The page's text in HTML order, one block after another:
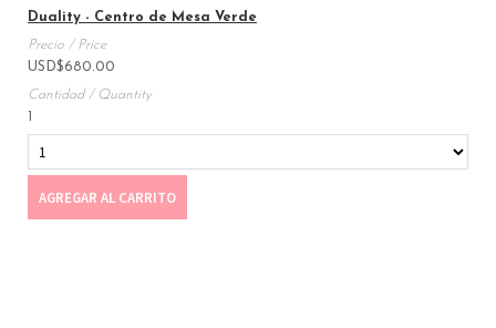
Duality - Centro de Mesa Verde
USD$680.00
1
AGREGAR AL CARRITO